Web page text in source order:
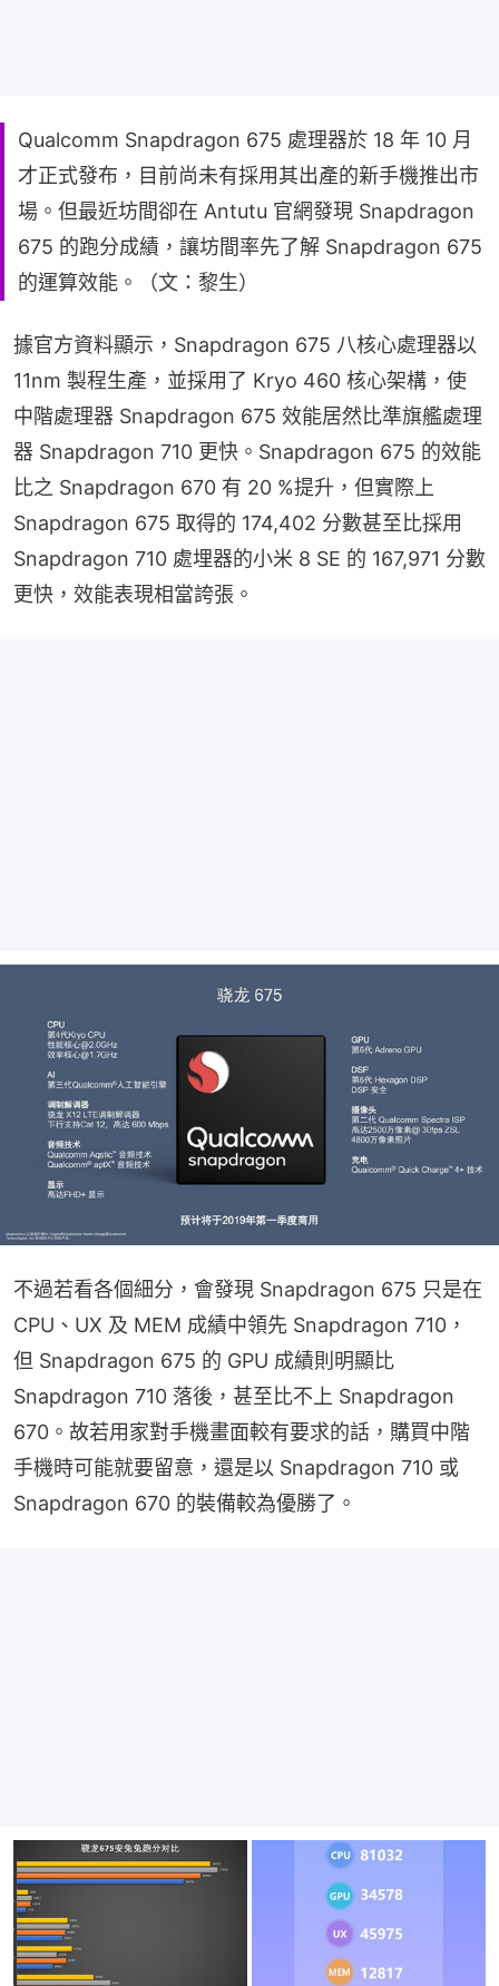
Qualcomm Snapdragon 675 處理器於 18 年 10 月
才正式發布，目前尚未有採用其出產的新手機推出市
場。但最近坊間卻在 Antutu 官網發現 Snapdragon
675 的跑分成績，讓坊間率先了解 Snapdragon 675
的運算效能。（文：黎生）
據官方資料顯示，Snapdragon 675 八核心處理器以
11nm 製程生產，並採用了 Kryo 460 核心架構，使
中階處理器 Snapdragon 675 效能居然比準旗艦處理
器 Snapdragon 710 更快。Snapdragon 675 的效能
比之 Snapdragon 670 有 20 %提升，但實際上
Snapdragon 675 取得的 174,402 分數甚至比採用
Snapdragon 710 處埋器的小米 8 SE 的 167,971 分數
更快，效能表現相當誇張。
不過若看各個細分，會發現 Snapdragon 675 只是在
CPU、UX 及 MEM 成績中領先 Snapdragon 710，
但 Snapdragon 675 的 GPU 成績則明顯比
Snapdragon 710 落後，甚至比不上 Snapdragon
670。故若用家對手機畫面較有要求的話，購買中階
手機時可能就要留意，還是以 Snapdragon 710 或
Snapdragon 670 的裝備較為優勝了。